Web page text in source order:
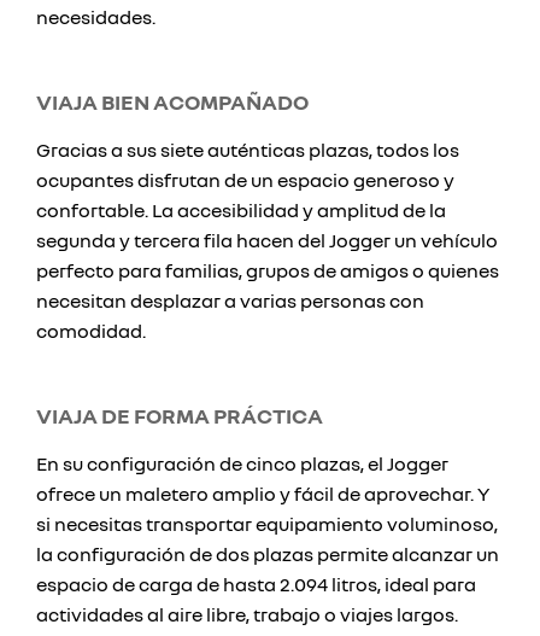
necesidades.
VIAJA BIEN ACOMPAÑADO
Gracias a sus siete auténticas plazas, todos los
ocupantes disfrutan de un espacio generoso y
confortable. La accesibilidad y amplitud de la
segunda y tercera fila hacen del Jogger un vehículo
perfecto para familias, grupos de amigos o quienes
necesitan desplazar a varias personas con
comodidad.
VIAJA DE FORMA PRÁCTICA
En su configuración de cinco plazas, el Jogger
ofrece un maletero amplio y fácil de aprovechar. Y
si necesitas transportar equipamiento voluminoso,
la configuración de dos plazas permite alcanzar un
espacio de carga de hasta 2.094 litros, ideal para
actividades al aire libre, trabajo o viajes largos.